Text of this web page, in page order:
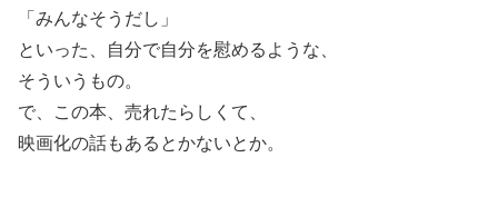
「みんなそうだし」
といった、自分で自分を慰めるような、
そういうもの。
で、この本、売れたらしくて、
映画化の話もあるとかないとか。